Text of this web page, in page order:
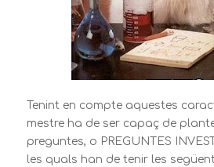
Tenint en compte aquestes
mestre ha de ser capaç de
preguntes, o PREGUNTES
les quals han de tenir les